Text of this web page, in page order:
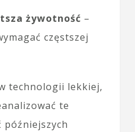
żywotność –
częstszej
technologii lekkiej,
te
późniejszych